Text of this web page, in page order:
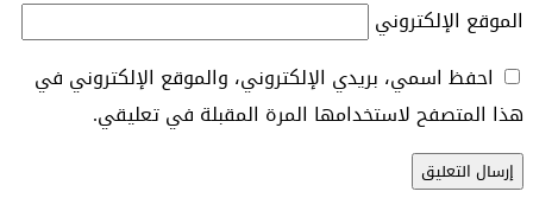
الموقع الإلكتروني
احفظ اسمي، بريدي الإلكتروني، والموقع الإلكتروني في
هذا المتصفح لاستخدامها المرة المقبلة في تعليقي.